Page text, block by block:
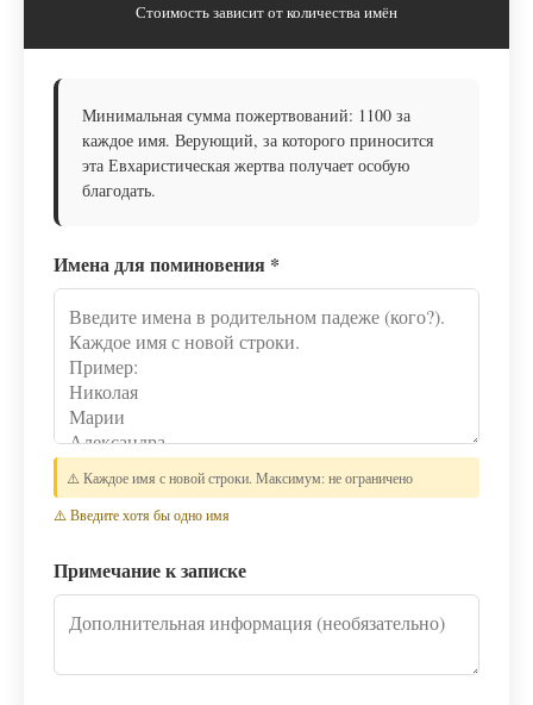
Стоимость зависит от количества имён
Минимальная сумма пожертвований: 1100 за
каждое имя. Верующий, за которого приносится
эта Евхаристическая жертва получает особую
благодать.
Имена для поминовения *
⚠️ Каждое имя с новой строки. Максимум: не ограничено
⚠️ Введите хотя бы одно имя
Примечание к записке